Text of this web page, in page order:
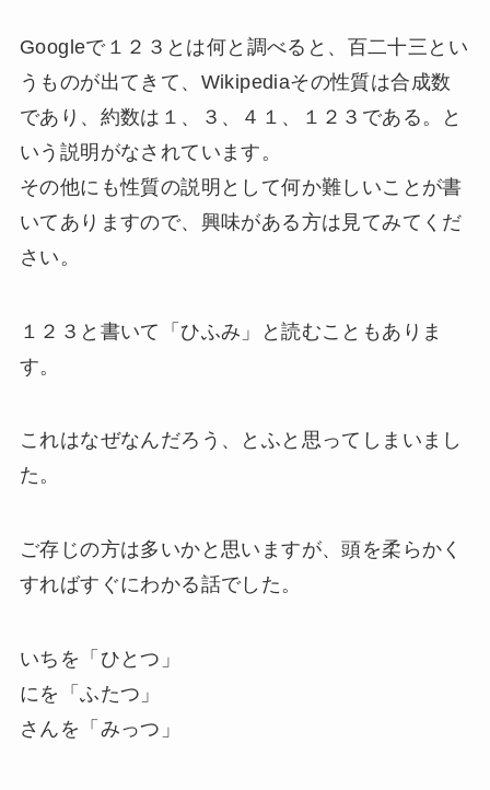
Googleで１２３とは何と調べると、百二十三とい
うものが出てきて、Wikipediaその性質は合成数
であり、約数は１、３、４１、１２３である。と
いう説明がなされています。
その他にも性質の説明として何か難しいことが書
いてありますので、興味がある方は見てみてくだ
さい。
１２３と書いて「ひふみ」と読むこともありま
す。
これはなぜなんだろう、とふと思ってしまいまし
た。
ご存じの方は多いかと思いますが、頭を柔らかく
すればすぐにわかる話でした。
いちを「ひとつ」
にを「ふたつ」
さんを「みっつ」